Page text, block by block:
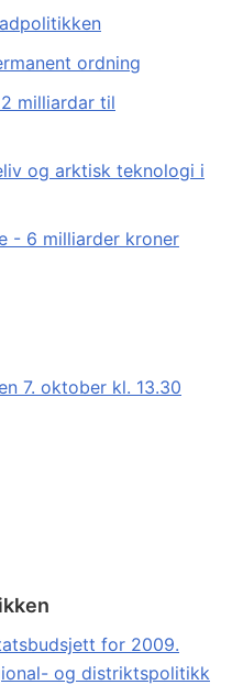
ordning
milliardar til
og arktisk teknologi i
- 6 milliarder kroner
7. oktober kl. 13.30
for 2009.
og distriktspolitikk